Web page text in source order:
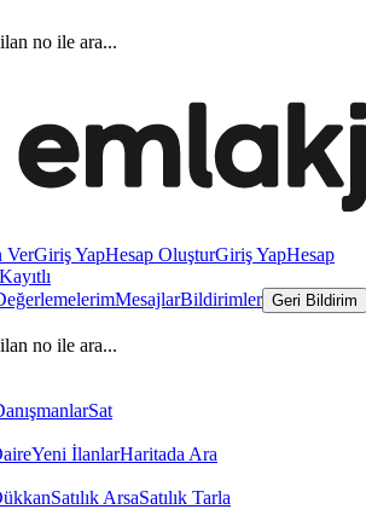
no ile ara...
VerGiriş YapHesap OluşturGiriş YapHesap
Kayıtlı
MesajlarBildirimler Geri Bildirim
no ile ara...
Sat
Yeni İlanlarHaritada Ara
Satılık ArsaSatılık Tarla